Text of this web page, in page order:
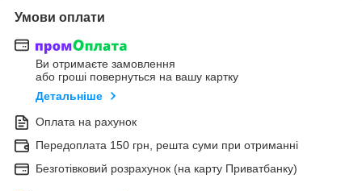
Умови оплати
Ви отримаєте замовлення
або гроші повернуться на вашу картку
Детальніше
Оплата на рахунок
Передоплата 150 грн, решта суми при отриманні
Безготівковий розрахунок (на карту Приватбанку)